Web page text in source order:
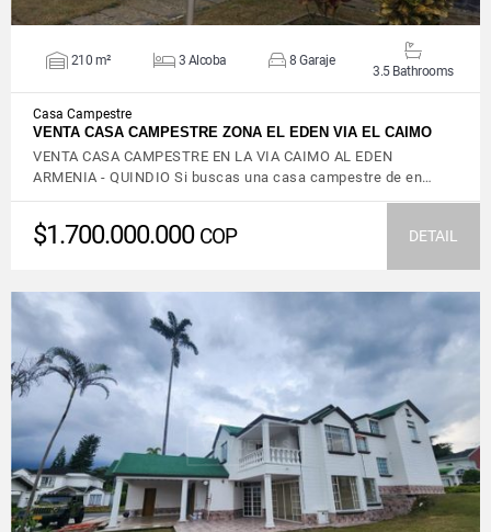
210 m² 3 Alcoba 8 Garaje
3.5 Bathrooms
Casa Campestre
VENTA CASA CAMPESTRE ZONA EL EDEN VIA EL CAIMO
VENTA CASA CAMPESTRE EN LA VIA CAIMO AL EDEN
ARMENIA - QUINDIO Si buscas una casa campestre de en…
$1.700.000.000 COP DETAIL
VIEW DETAILS